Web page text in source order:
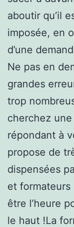
aboutir qu’il
imposée, en
d’une
Ne pas en
grandes
trop
cherchez
répondant à
propose de
dispensées
et
être l’heure
le haut !La